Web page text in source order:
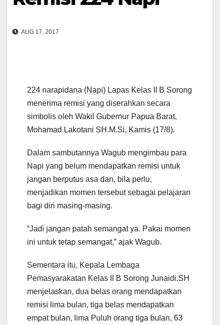
AUG 17, 2017
224 narapidana (Napi) Lapas Kelas II B Sorong
menerima remisi yang diserahkan secara
simbolis oleh Wakil Gubernur Papua Barat,
Mohamad Lakotani SH.M.Si, Kamis (17/8).
Dalam sambutannya Wagub mengimbau para
Napi yang belum mendapatkan remisi untuk
jangan berputus asa dan, bila perlu,
menjadikan momen tersebut sebagai pelajaran
bagi diri masing-masing.
“Jadi jangan patah semangat ya. Pakai momen
ini untuk tetap semangat,” ajak Wagub.
Sementara itu, Kepala Lembaga
Pemasyarakatan Kelas II B Sorong Junaidi.SH
menjelaskan, dua belas orang mendapatkan
remisi lima bulan, tiga belas mendapatkan
empat bulan, lima Puluh orang tiga bulan, 63